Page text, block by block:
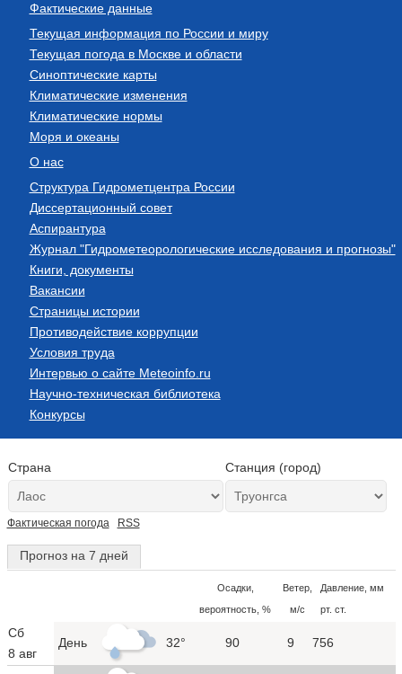
Фактические данные
Текущая информация по России и миру
Текущая погода в Москве и области
Синоптические карты
Климатические изменения
Климатические нормы
Моря и океаны
О нас
Структура Гидрометцентра России
Диссертационный совет
Аспирантура
Журнал "Гидрометеорологические исследования и прогнозы"
Книги, документы
Вакансии
Страницы истории
Противодействие коррупции
Условия труда
Интервью о сайте Meteoinfo.ru
Научно-техническая библиотека
Конкурсы
Страна Станция (город)
Фактическая погода RSS
Прогноз на 7 дней
Осадки,
вероятность, %
Ветер,
м/с
Давление, мм
рт. ст.
Сб
8 авг
День 32° 90 9 756